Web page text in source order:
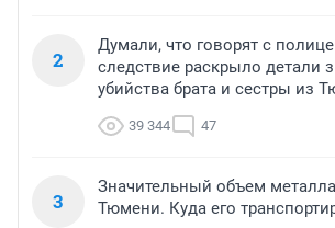
2
Думали, что говорят с
следствие раскрыло детали
убийства брата и сестры из
39 344 47
3
Значительный объем
Тюмени. Куда его